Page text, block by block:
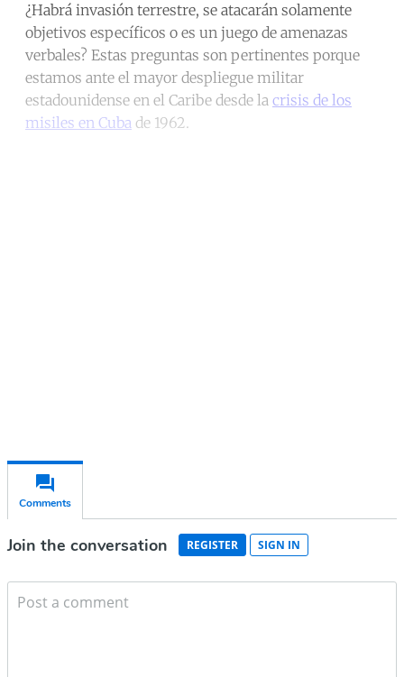
¿Habrá invasión terrestre, se atacarán solamente
objetivos específicos o es un juego de amenazas
verbales? Estas preguntas son pertinentes porque
estamos ante el mayor despliegue militar
estadounidense en el Caribe desde la crisis de los
misiles en Cuba de 1962.